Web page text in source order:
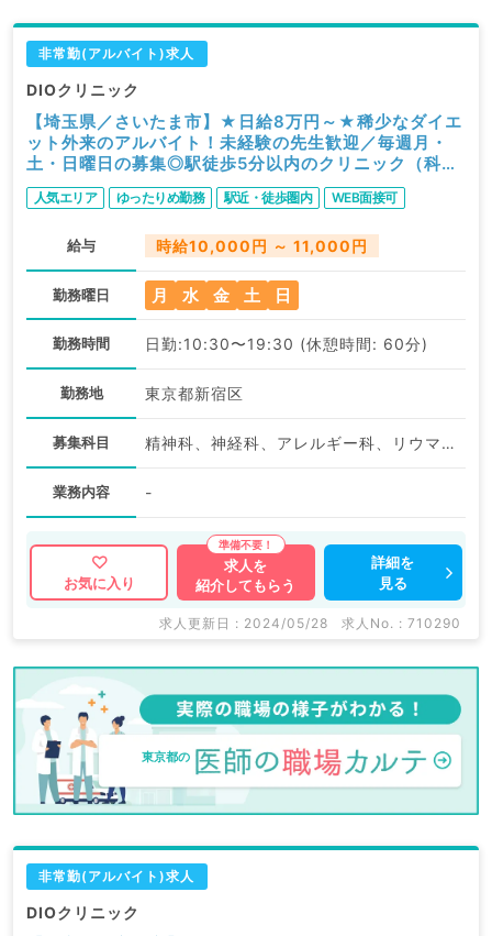
非常勤(アルバイト)求人
DIOクリニック
【埼玉県／さいたま市】★日給8万円～★稀少なダイエ
ット外来のアルバイト！未経験の先生歓迎／毎週月・
土・日曜日の募集◎駅徒歩5分以内のクリニック（科目
不問／非常勤）
人気エリア ゆったりめ勤務 駅近・徒歩圏内 WEB面接可
給与 時給10,000円 ～ 11,000円
勤務曜日 月 水 金 土 日
勤務時間 日勤:10:30〜19:30 (休憩時間: 60分)
勤務地 東京都新宿区
募集科目 精神科、神経科、アレルギー科、リウマチ科、小児科、皮膚科、産婦人科、産科、婦人科、眼科、耳鼻咽喉科、気管食道科、放射線科、リハビリテーション科、麻酔科、ペインクリニック、人工透析科、緩和ケア科、一般内科、外科系全般、一般外科、総合診療科、美容皮膚科、健診・人間ドック、救急科・ＩＣＵ、病理科、基礎医学系、その他、産業医、科目不問
業務内容 -
お気に入り
求人を
紹介してもらう
詳細を
見る
求人更新日 : 2024/05/28 求人No. : 710290
東京都の
非常勤(アルバイト)求人
DIOクリニック